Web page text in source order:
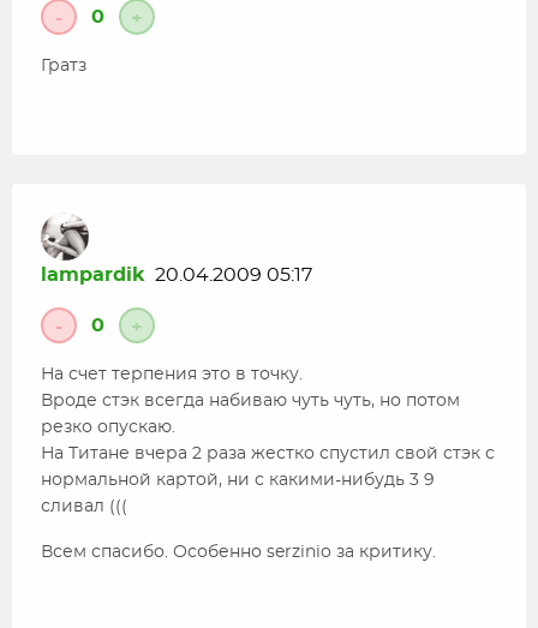
- 0 +
Гратз
lampardik 20.04.2009 05:17
- 0 +
На счет терпения это в точку.
Вроде стэк всегда набиваю чуть чуть, но потом
резко опускаю.
На Титане вчера 2 раза жестко спустил свой стэк с
нормальной картой, ни с какими-нибудь 3 9
сливал (((
Всем спасибо. Особенно serzinio за критику.